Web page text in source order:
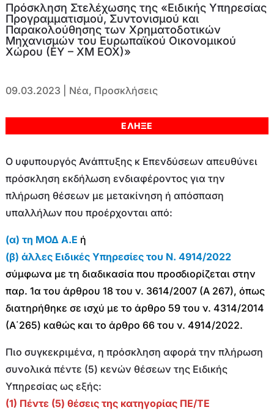
Πρόσκληση Στελέχωσης της «Ειδικής Υπηρεσίας
Προγραμματισμού, Συντονισμού και
Παρακολούθησης των Χρηματοδοτικών
Μηχανισμών του Ευρωπαϊκού Οικονομικού
Χώρου (ΕΥ – ΧΜ ΕΟΧ)»
09.03.2023 Νέα, Προσκλήσεις
ΕΛΗΞΕ
Ο υφυπουργός Ανάπτυξης κ Επενδύσεων απευθύνει
πρόσκληση εκδήλωση ενδιαφέροντος για την
πλήρωση θέσεων με μετακίνηση ή απόσπαση
υπαλλήλων που προέρχονται από:
(α) τη ΜΟΔ Α.Ε ή
(β) άλλες Ειδικές Υπηρεσίες του Ν. 4914/2022
σύμφωνα με τη διαδικασία που προσδιορίζεται στην
παρ. 1α του άρθρου 18 του ν. 3614/2007 (Α 267), όπως
διατηρήθηκε σε ισχύ με το άρθρο 59 του ν. 4314/2014
(Α΄265) καθώς και το άρθρο 66 του ν. 4914/2022.
Πιο συγκεκριμένα, η πρόσκληση αφορά την πλήρωση
συνολικά πέντε (5) κενών θέσεων της Ειδικής
Υπηρεσίας ως εξής:
(1) Πέντε (5) θέσεις της κατηγορίας ΠΕ/ΤΕ